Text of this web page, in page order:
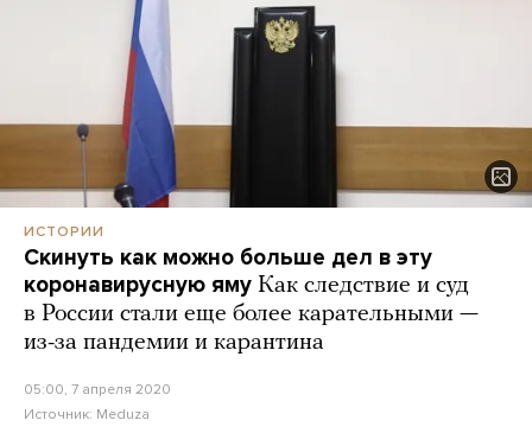
ИСТОРИИ
Скинуть как можно больше дел в эту
коронавирусную яму Как следствие и суд
в России стали еще более карательными —
из-за пандемии и карантина
05:00, 7 апреля 2020
Источник: Meduza